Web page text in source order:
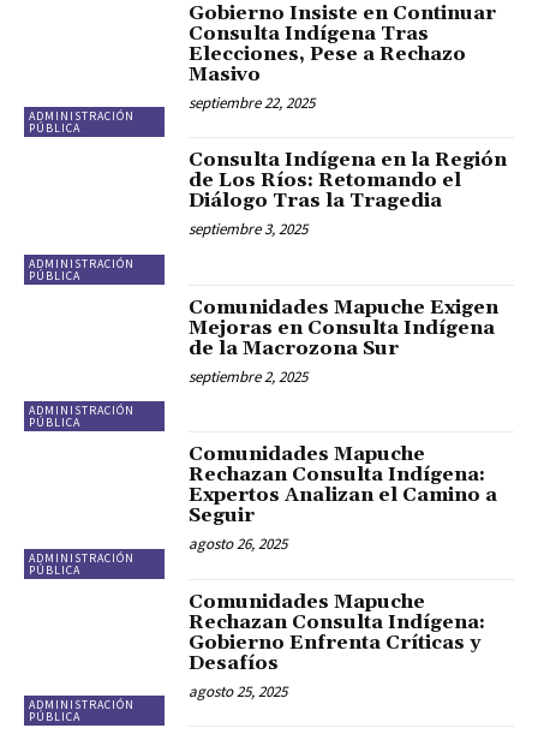
ADMINISTRACIÓN
PÚBLICA
Gobierno Insiste en Continuar
Consulta Indígena Tras
Elecciones, Pese a Rechazo
Masivo
septiembre 22, 2025
ADMINISTRACIÓN
PÚBLICA
Consulta Indígena en la Región
de Los Ríos: Retomando el
Diálogo Tras la Tragedia
septiembre 3, 2025
ADMINISTRACIÓN
PÚBLICA
Comunidades Mapuche Exigen
Mejoras en Consulta Indígena
de la Macrozona Sur
septiembre 2, 2025
ADMINISTRACIÓN
PÚBLICA
Comunidades Mapuche
Rechazan Consulta Indígena:
Expertos Analizan el Camino a
Seguir
agosto 26, 2025
ADMINISTRACIÓN
PÚBLICA
Comunidades Mapuche
Rechazan Consulta Indígena:
Gobierno Enfrenta Críticas y
Desafíos
agosto 25, 2025